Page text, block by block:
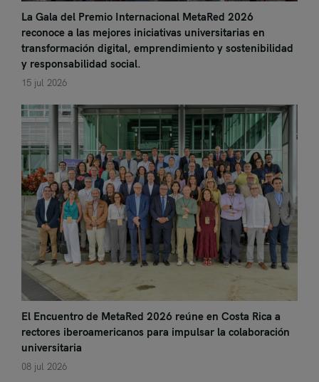
La Gala del Premio Internacional MetaRed 2026
reconoce a las mejores iniciativas universitarias en
transformación digital, emprendimiento y sostenibilidad
y responsabilidad social.
15 jul 2026
El Encuentro de MetaRed 2026 reúne en Costa Rica a
rectores iberoamericanos para impulsar la colaboración
universitaria
08 jul 2026